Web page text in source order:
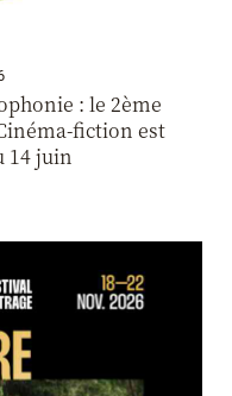
: le 2ème
fiction est
14 juin